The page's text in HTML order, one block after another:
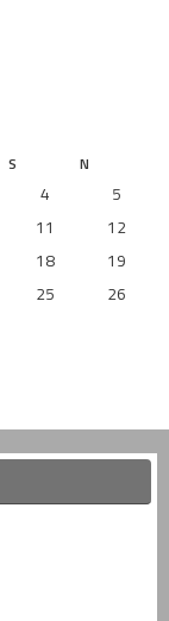
S N
4
5
11
12
18
19
25
26